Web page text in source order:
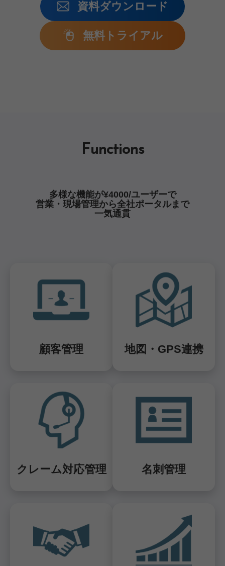
資料ダウンロード
無料トライアル
Functions
多様な機能が¥4000/ユーザーで
営業・現場管理から全社ポータルまで
一気通貫
顧客管理 地図・GPS連携
クレーム対応管理 名刺管理